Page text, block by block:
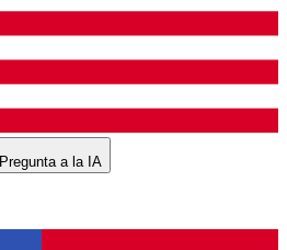
Pregunta a la IA